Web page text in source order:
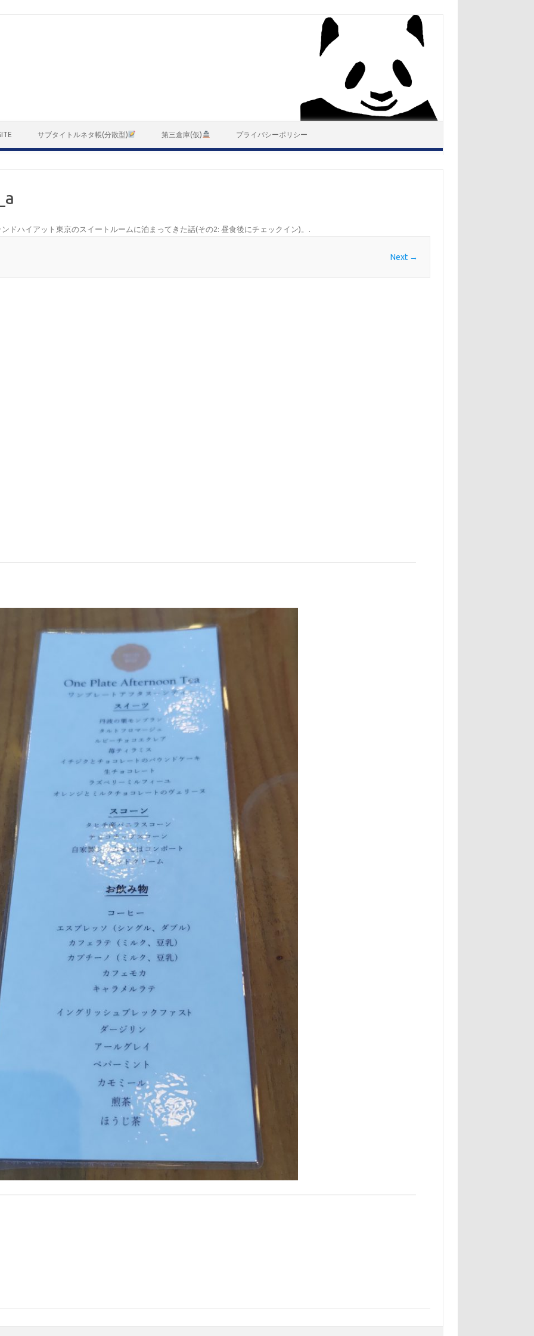
サブタイトルネタ帳(分散型) 第三倉庫(仮) プライバシーポリシー
ドハイアット東京のスイートルームに泊まってきた話(その2: 昼食後にチェックイン)。 .
Next →